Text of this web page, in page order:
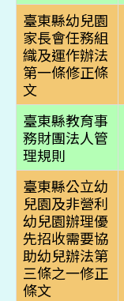
臺東縣幼兒園
家長會任務組
織及運作辦法
第一條修正條
文
臺東縣教育事
務財團法人管
理規則
臺東縣公立幼
兒園及非營利
幼兒園辦理優
先招收需要協
助幼兒辦法第
三條之一修正
條文